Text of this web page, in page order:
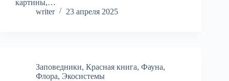
картины,…
writer
23 апреля 2025
Заповедники, Красная книга, Фауна,
Флора, Экосистемы